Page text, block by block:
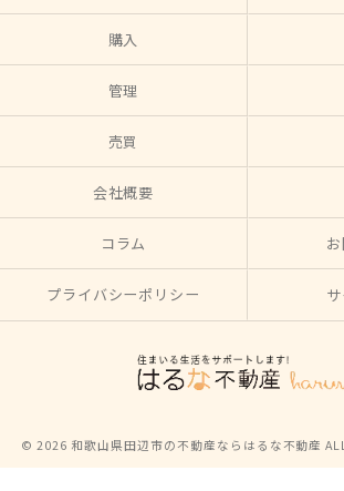
購入
管理
売買
会社概要
コラム
プライバシーポリシー
© 2026 和歌山県田辺市の不動産ならはるな不動産